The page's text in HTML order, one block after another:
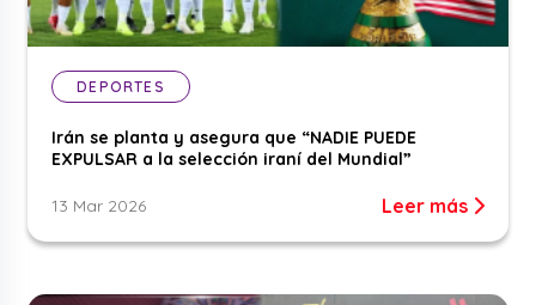
DEPORTES
Irán se planta y asegura que “NADIE PUEDE
EXPULSAR a la selección iraní del Mundial”
13 Mar 2026 Leer más